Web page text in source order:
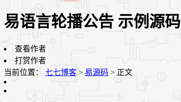
易语言轮播公告 示例源码
查看作者
打赏作者
当前位置： 七七博客 > 易源码 > 正文